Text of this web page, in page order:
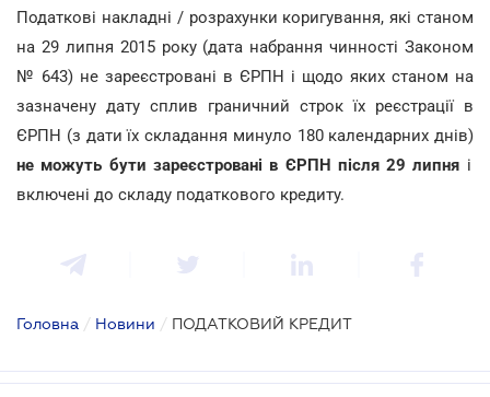
Податкові накладні / розрахунки коригування, які станом
на 29 липня 2015 року (дата набрання чинності Законом
№ 643) не зареєстровані в ЄРПН і щодо яких станом на
зазначену дату сплив граничний строк їх реєстрації в
ЄРПН (з дати їх складання минуло 180 календарних днів)
не можуть бути зареєстровані в ЄРПН після 29 липня і
включені до складу податкового кредиту.
Головна / Новини / ПОДАТКОВИЙ КРЕДИТ